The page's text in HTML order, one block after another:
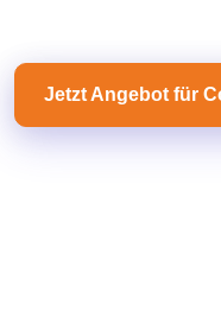
Jetzt Angebot für